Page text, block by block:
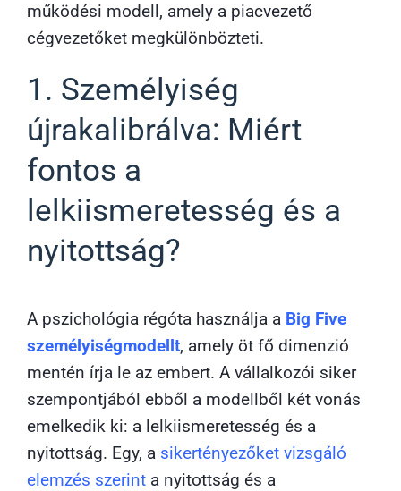
működési modell, amely a piacvezető
cégvezetőket megkülönbözteti.
1. Személyiség
újrakalibrálva: Miért
fontos a
lelkiismeretesség és a
nyitottság?
A pszichológia régóta használja a Big Five
személyiségmodellt, amely öt fő dimenzió
mentén írja le az embert. A vállalkozói siker
szempontjából ebből a modellből két vonás
emelkedik ki: a lelkiismeretesség és a
nyitottság. Egy, a sikertényezőket vizsgáló
elemzés szerinta nyitottság és a